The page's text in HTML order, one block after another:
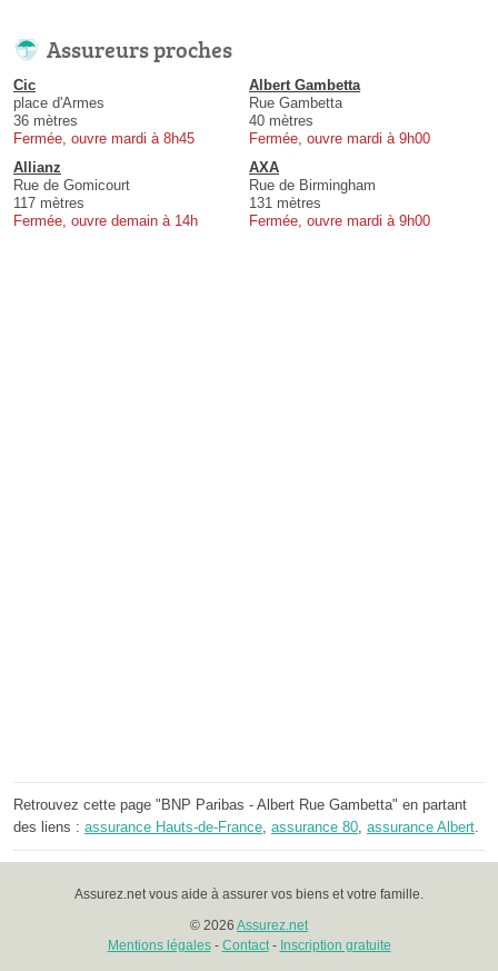
Assureurs proches
Cic
place d'Armes
36 mètres
Fermée, ouvre mardi à 8h45
Albert Gambetta
Rue Gambetta
40 mètres
Fermée, ouvre mardi à 9h00
Allianz
Rue de Gomicourt
117 mètres
Fermée, ouvre demain à 14h
AXA
Rue de Birmingham
131 mètres
Fermée, ouvre mardi à 9h00
Retrouvez cette page "BNP Paribas - Albert Rue Gambetta" en partant
des liens : assurance Hauts-de-France, assurance 80, assurance Albert.
Assurez.net vous aide à assurer vos biens et votre famille.
© 2026 Assurez.net
Mentions légales- Contact- Inscription gratuite